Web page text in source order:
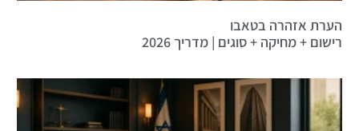
הערת אזהרה בטאבו
רישום + מחיקה + סוגים | מדריך 2026